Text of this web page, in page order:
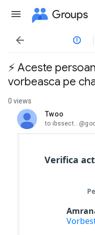
Groups

⚡️ Aceste
vorbeasca pe
0 views
Twoo
unread,
to
Verifica